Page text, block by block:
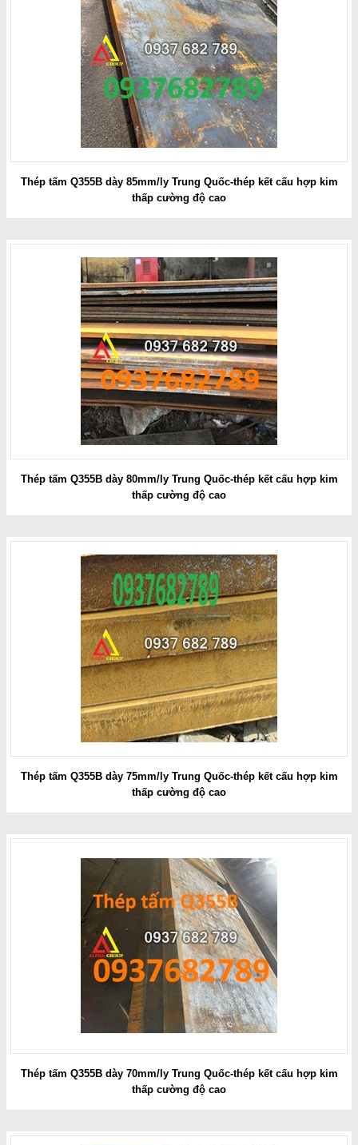
Thép tấm Q355B dày 85mm/ly Trung Quốc-thép kết cấu hợp kim
thấp cường độ cao
Thép tấm Q355B dày 80mm/ly Trung Quốc-thép kết cấu hợp kim
thấp cường độ cao
Thép tấm Q355B dày 75mm/ly Trung Quốc-thép kết cấu hợp kim
thấp cường độ cao
Thép tấm Q355B dày 70mm/ly Trung Quốc-thép kết cấu hợp kim
thấp cường độ cao